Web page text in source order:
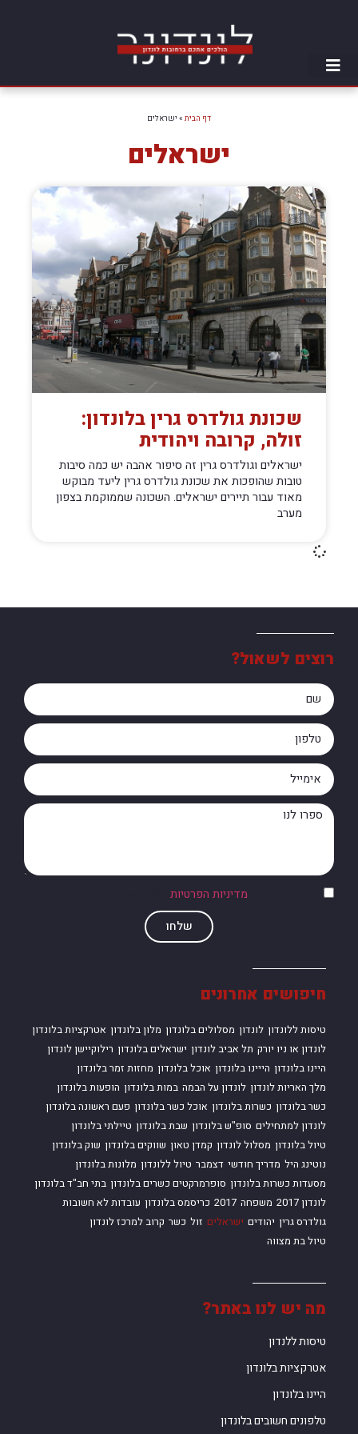
דף הבית » ישראלים
ישראלים
שכונת גולדרס גרין בלונדון:
זולה, קרובה ויהודית
ישראלים וגולדרס גרין זה סיפור אהבה יש כמה סיבות
טובות שהופכות את שכונת גולדרס גרין ליעד מבוקש
מאוד עבור תיירים ישראלים. השכונה שממוקמת בצפון
מערב
מה יש לנו באתר?
טיסות ללנדון
אטרקציות בלונדון
היינו בלונדון
טלפונים חשובים בלונדון
חיפושים אחרונים
טיסות ללונדון לונדון מסלולים בלונדון מלון בלונדון אטרקציות בלונדון
לונדון או ניו יורק תל אביב לונדון ישראלים בלונדון רילוקיישן לונדון
היינו בלונדון הייינו בלונדון אוכל בלונדון מחזות זמר בלונדון
מלך האריות לונדון לונדון על הבמה במות בלונדון הופעות בלונדון
כשר בלונדון כשרות בלונדון אוכל כשר בלונדון פעם ראשונה בלונדון
לונדון למתחילים סופ"ש בלונדון שבת בלונדון טיילתי בלונדון
טיול בלונדון מסלול לונדון קמדן טאון שווקים בלונדון שוק בלונדון
נוטינג היל מדריך חודשי דצמבר טיול ללונדון מלונות בלונדון
מסעדות כשרות בלונדון סופרמרקטים כשרים בלונדון בתי חב"ד בלונדון
לונדון 2017
משפחה 2017 כריסמס בלונדון עובדות לא חשובות
גולדרס גרין יהודים ישראלים זול כשר קרוב למרכז לונדון
טיול בת מצווה
רוצים לשאול?
מדיניות הפרטיות
שלחו